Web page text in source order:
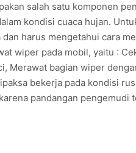
salah satu komponen
kondisi cuaca hujan.
dan harus mengetahui cara
wiper pada mobil, yaitu :
Merawat bagian wiper
bekerja pada kondisi
pandangan pengemudi